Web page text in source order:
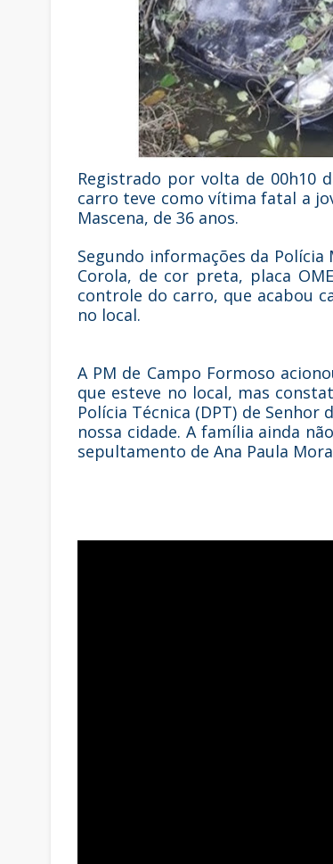
Registrado por volta de 00h10
carro teve como vítima fatal a
Mascena, de 36 anos.
Segundo informações da
Corola, de cor preta, placa
controle do carro, que acabou
no local.
A PM de Campo Formoso
que esteve no local, mas
Polícia Técnica (DPT) de
nossa cidade. A família ainda
sepultamento de Ana Paula